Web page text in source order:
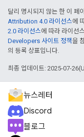
달리 명시되지 않는 한 이 페
Attribution 4.0 라이선스에
2.0 라이선스에 따라 라이선
Developers 사이트 정책을
의 등록 상표입니다.
최종 업데이트: 2025-07-
뉴스레터
Discord
블로그